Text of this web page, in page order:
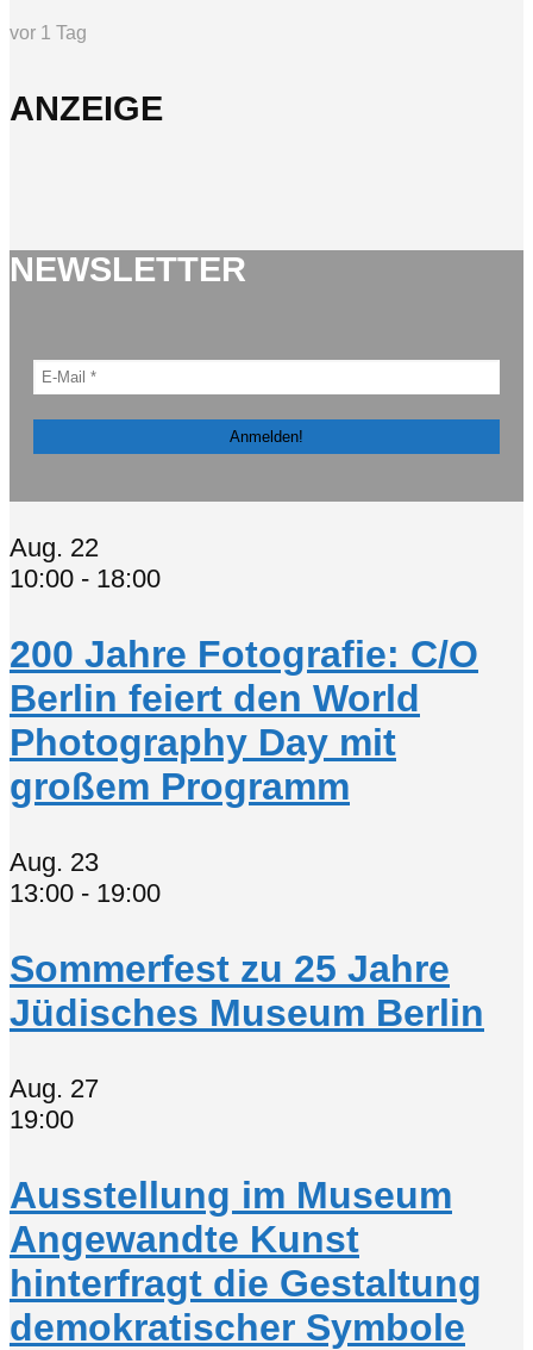
vor 1 Tag
ANZEIGE
NEWSLETTER
Aug. 22
10:00 - 18:00
200 Jahre Fotografie: C/O
Berlin feiert den World
Photography Day mit
großem Programm
Aug. 23
13:00 - 19:00
Sommerfest zu 25 Jahre
Jüdisches Museum Berlin
Aug. 27
19:00
Ausstellung im Museum
Angewandte Kunst
hinterfragt die Gestaltung
demokratischer Symbole